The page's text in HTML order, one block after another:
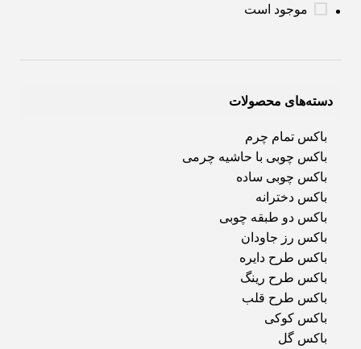
موجود است
دسته‌های محصولات
باکس تمام چرم
باکس چوبی با حاشیه چرمی
باکس چوبی ساده
باکس دخترانه
باکس دو طبقه چوبی
باکس رز جاودان
باکس طرح دایره
باکس طرح رینگ
باکس طرح قلب
باکس کوکی
باکس گل